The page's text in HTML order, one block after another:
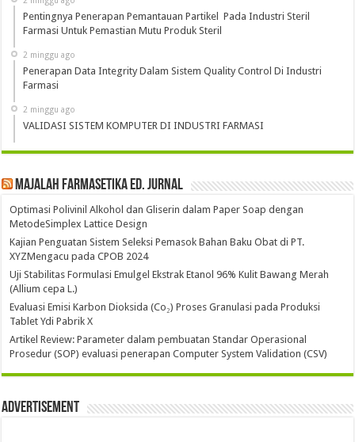
Pentingnya Penerapan Pemantauan Partikel Pada Industri Steril
Farmasi Untuk Pemastian Mutu Produk Steril
2 minggu ago
Penerapan Data Integrity Dalam Sistem Quality Control Di Industri
Farmasi
2 minggu ago
VALIDASI SISTEM KOMPUTER DI INDUSTRI FARMASI
Majalah Farmasetika Ed. Jurnal
Optimasi Polivinil Alkohol dan Gliserin dalam Paper Soap dengan
MetodeSimplex Lattice Design
Kajian Penguatan Sistem Seleksi Pemasok Bahan Baku Obat di PT.
XYZMengacu pada CPOB 2024
Uji Stabilitas Formulasi Emulgel Ekstrak Etanol 96% Kulit Bawang Merah
(Allium cepa L.)
Evaluasi Emisi Karbon Dioksida (Co₂) Proses Granulasi pada Produksi
Tablet Ydi Pabrik X
Artikel Review: Parameter dalam pembuatan Standar Operasional
Prosedur (SOP) evaluasi penerapan Computer System Validation (CSV)
Advertisement